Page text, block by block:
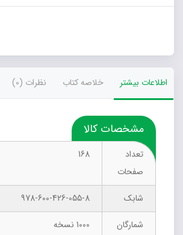
(پایتخت‌ها،
اطلاعات بیشتر خلاصه کتاب نظرات (0)
مشخصات کالا
تعداد
صفحات
168
شابک
978-600-426-055-8
شمارگان
1000 نسخه